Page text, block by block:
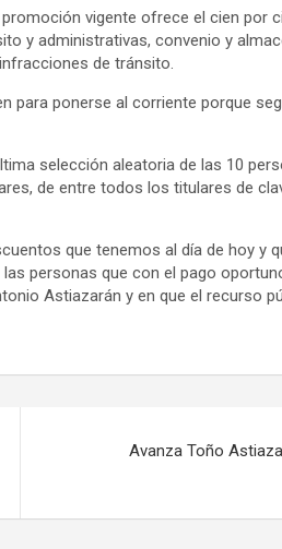
vigente ofrece el cien por
y administrativas, convenio y
de tránsito.
para ponerse al corriente porque
selección aleatoria de las 10
de entre todos los titulares de
que tenemos al día de hoy y
personas que con el pago
Astiazarán y en que el recurso
Avanza Toño